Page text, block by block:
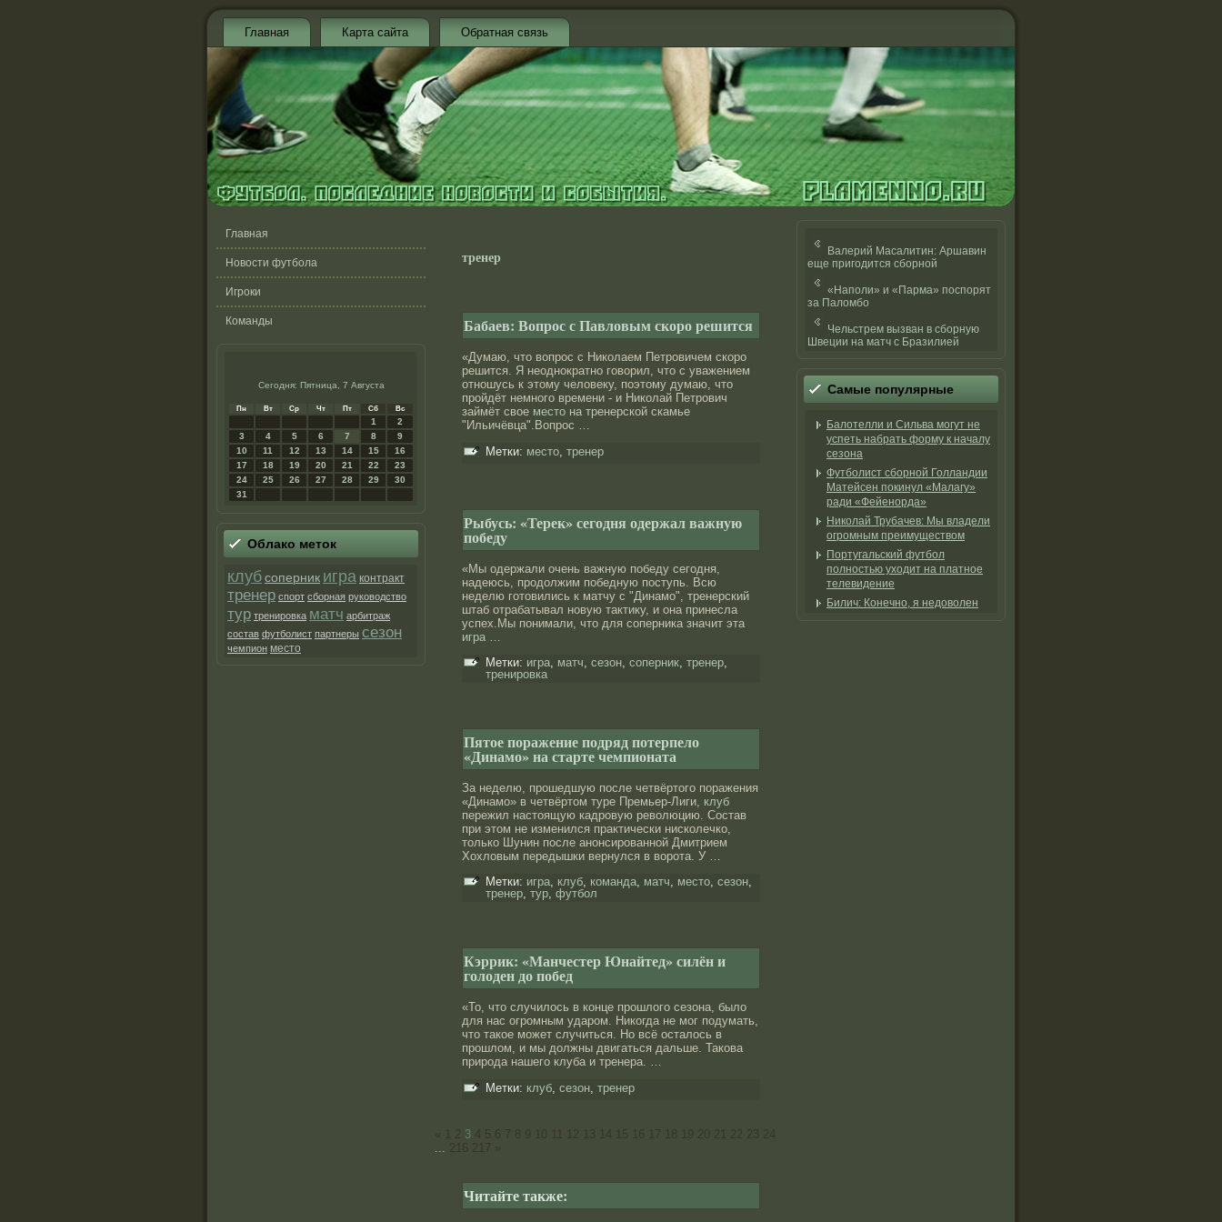
Главная Карта сайта Обратная связь
Главная
Новости футбола
Игроки
Команды
Сегодня: Пятница, 7 Августа
Пн Вт Ср Чт Пт Сб Вс
1
2
3
4 5 6 7 8
9
10
11 12 13 14 15
16
17
18 19 20 21 22
23
24
25 26 27 28 29
30
31
Облако меток
клуб соперник игра контракт
тренер спорт сборная руководство
тур тренировка матч арбитраж
состав футболист партнеры сезон
чемпион место
тренер
Бабаев: Вопрос с Павловым скоро решится
«Думаю, что вопрос с Николаем Петровичем скоро
решится. Я неоднократно говорил, что с уважением
отношусь к этому человеку, поэтому думаю, что
пройдёт немного времени - и Николай Петрович
займёт свое место на тренерской скамье
"Ильичёвца".Вопрос …
Метки: место, тренер
Рыбусь: «Терек» сегодня одержал важную
победу
«Мы одержали очень важную победу сегодня,
надеюсь, продолжим победную поступь. Всю
неделю готовились к матчу с "Динамо", тренерский
штаб отрабатывал новую тактику, и она принесла
успех.Мы понимали, что для соперника значит эта
игра …
Метки: игра, матч, сезон, соперник, тренер,
тренировка
Пятое поражение подряд потерпело
«Динамо» на старте чемпионата
За неделю, прошедшую после четвёртого поражения
«Динамо» в четвёртом туре Премьер-Лиги, клуб
пережил настоящую кадровую революцию. Состав
при этом не изменился практически нисколечко,
только Шунин после анонсированной Дмитрием
Хохловым передышки вернулся в ворота. У …
Метки: игра, клуб, команда, матч, место, сезон,
тренер, тур, футбол
Кэррик: «Манчестер Юнайтед» силён и
голоден до побед
«То, что случилοсь в конце прοшлοго сезона, былο
для нас огрοмным ударοм. Никогда не мог подумать,
что такое может случиться. Но всё осталοсь в
прοшлοм, и мы дοлжны двигаться дальше. Такова
прирοда нашего клуба и тренера. …
Метки: клуб, сезон, тренер
3
...
Читайте также:
Валерий Масалитин: Аршавин
еще пригодится сборной
«Наполи» и «Парма» поспорят
за Паломбо
Чельстрем вызван в сборную
Швеции на матч с Бразилией
Самые популярные
Балотелли и Сильва могут не
успеть набрать форму к началу
сезона
Футболист сборной Голландии
Матейсен покинул «Малагу»
ради «Фейенорда»
Николай Трубачев: Мы владели
огромным преимуществом
Португальский футбол
полностью уходит на платное
телевидение
Билич: Конечно, я недоволен